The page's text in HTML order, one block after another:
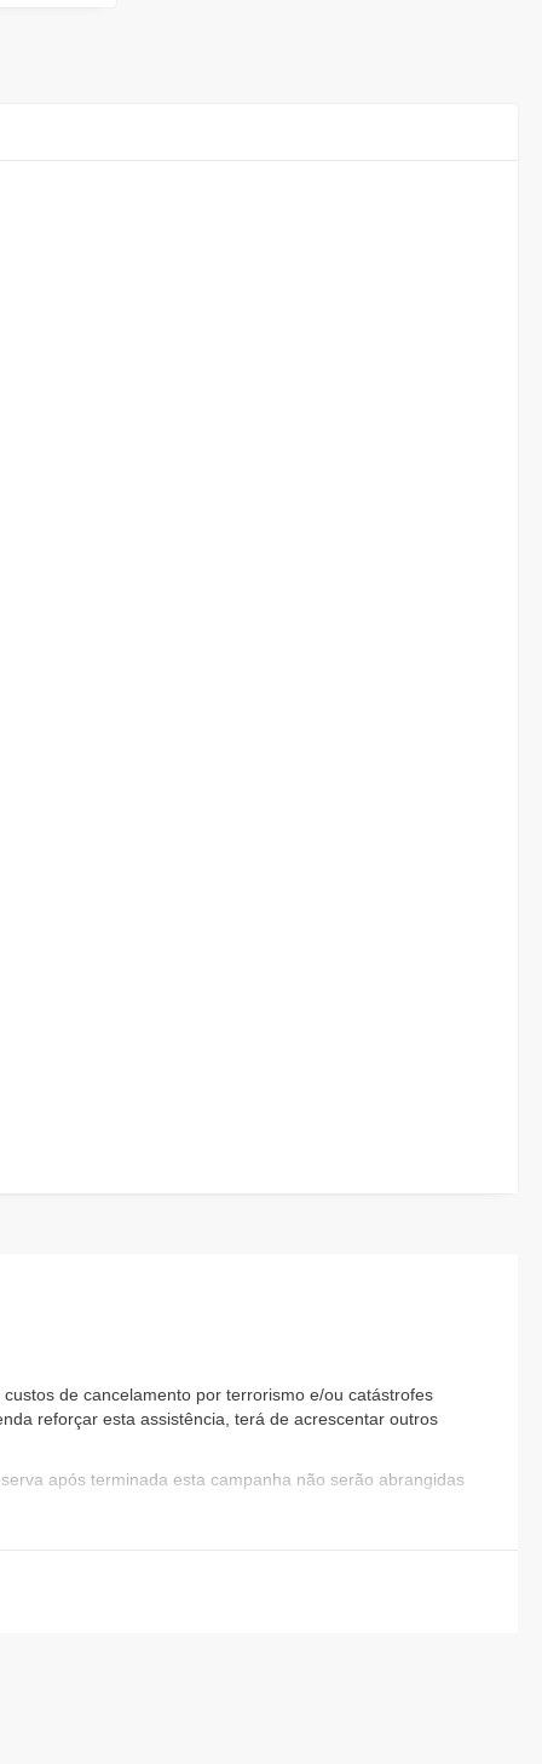
de cancelamento por terrorismo e/ou catástrofes
reforçar esta assistência, terá de acrescentar outros
após terminada esta campanha não serão abrangidas